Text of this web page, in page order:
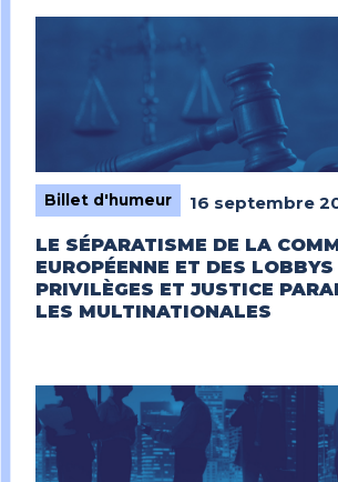
Billet d'humeur
16 septembre
LE SÉPARATISME DE LA
EUROPÉENNE ET DES LOBBYS
PRIVILÈGES ET JUSTICE
LES MULTINATIONALES